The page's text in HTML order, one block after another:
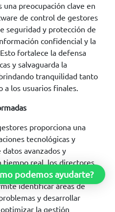
una preocupación clave en
de control de gestores
seguridad y protección de
confidencial y la
fortalece la defensa
y salvaguarda la
tranquilidad tanto
a los usuarios finales.
proporciona una
tecnológicas y
avanzados y
tiempo real, los directores
decisiones más informadas
identificar áreas de
y desarrollar
la gestión
podemos ayudarte?